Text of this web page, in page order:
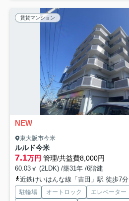
賃貸マンション
NEW
東大阪市今米
ルルド今米
7.1万円 管理/共益費8,000円
60.03㎡ (2LDK) /築31年 /6階建
近鉄けいはんな線「吉田」駅 徒歩7分
駐輪場 オートロック エレベーター